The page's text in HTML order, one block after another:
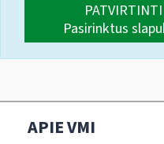
PATVIRTINTI
Pasirinktus
APIE VMI